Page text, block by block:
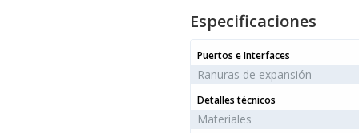
Especificaciones
Puertos e Interfaces
Ranuras de expansión
Detalles técnicos
Materiales